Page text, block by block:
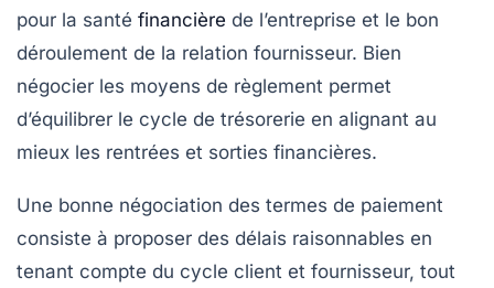
pour la santé financière de l’entreprise et le bon
déroulement de la relation fournisseur. Bien
négocier les moyens de règlement permet
d’équilibrer le cycle de trésorerie en alignant au
mieux les rentrées et sorties financières.
Une bonne négociation des termes de paiement
consiste à proposer des délais raisonnables en
tenant compte du cycle client et fournisseur, tout